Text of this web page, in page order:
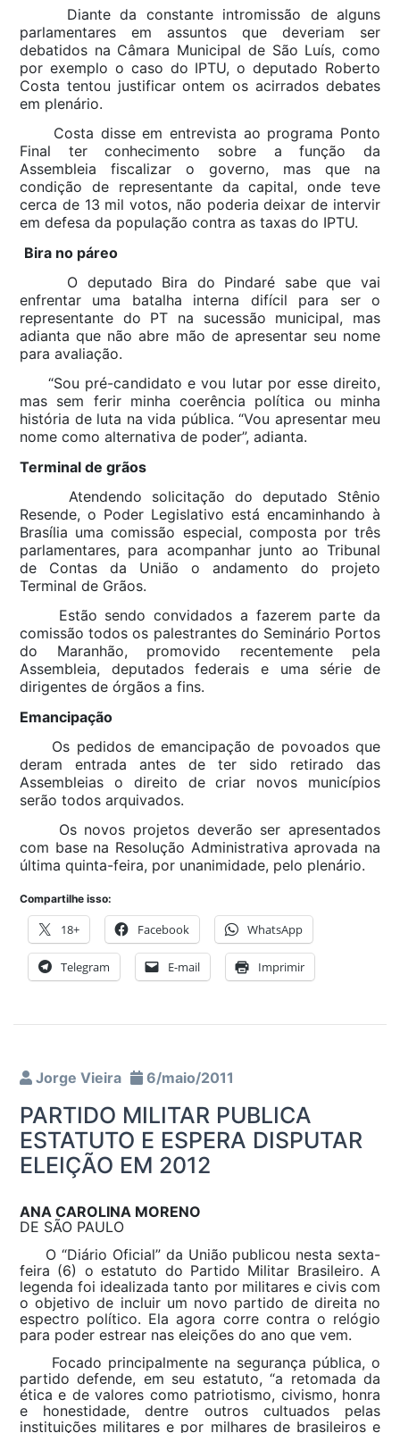
Diante da constante intromissão de alguns
parlamentares em assuntos que deveriam ser
debatidos na Câmara Municipal de São Luís, como
por exemplo o caso do IPTU, o deputado Roberto
Costa tentou justificar ontem os acirrados debates
em plenário.
Costa disse em entrevista ao programa Ponto
Final ter conhecimento sobre a função da
Assembleia fiscalizar o governo, mas que na
condição de representante da capital, onde teve
cerca de 13 mil votos, não poderia deixar de intervir
em defesa da população contra as taxas do IPTU.
Bira no páreo
O deputado Bira do Pindaré sabe que vai
enfrentar uma batalha interna difícil para ser o
representante do PT na sucessão municipal, mas
adianta que não abre mão de apresentar seu nome
para avaliação.
“Sou pré-candidato e vou lutar por esse direito,
mas sem ferir minha coerência política ou minha
história de luta na vida pública. “Vou apresentar meu
nome como alternativa de poder”, adianta.
Terminal de grãos
Atendendo solicitação do deputado Stênio
Resende, o Poder Legislativo está encaminhando à
Brasília uma comissão especial, composta por três
parlamentares, para acompanhar junto ao Tribunal
de Contas da União o andamento do projeto
Terminal de Grãos.
Estão sendo convidados a fazerem parte da
comissão todos os palestrantes do Seminário Portos
do Maranhão, promovido recentemente pela
Assembleia, deputados federais e uma série de
dirigentes de órgãos a fins.
Emancipação
Os pedidos de emancipação de povoados que
deram entrada antes de ter sido retirado das
Assembleias o direito de criar novos municípios
serão todos arquivados.
Os novos projetos deverão ser apresentados
com base na Resolução Administrativa aprovada na
última quinta-feira, por unanimidade, pelo plenário.
Compartilhe isso:
18+ Facebook WhatsApp
Telegram E-mail Imprimir
Jorge Vieira 6/maio/2011
PARTIDO MILITAR PUBLICA
ESTATUTO E ESPERA DISPUTAR
ELEIÇÃO EM 2012
ANA CAROLINA MORENO
DE SÃO PAULO
O “Diário Oficial” da União publicou nesta sexta-
feira (6) o estatuto do Partido Militar Brasileiro. A
legenda foi idealizada tanto por militares e civis com
o objetivo de incluir um novo partido de direita no
espectro político. Ela agora corre contra o relógio
para poder estrear nas eleições do ano que vem.
Focado principalmente na segurança pública, o
partido defende, em seu estatuto, “a retomada da
ética e de valores como patriotismo, civismo, honra
e honestidade, dentre outros cultuados pelas
instituições militares e por milhares de brasileiros e